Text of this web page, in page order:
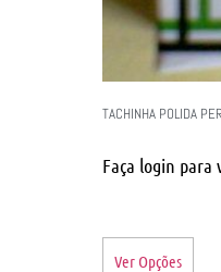
TACHINHA POLIDA
Faça login para
Ver Opções